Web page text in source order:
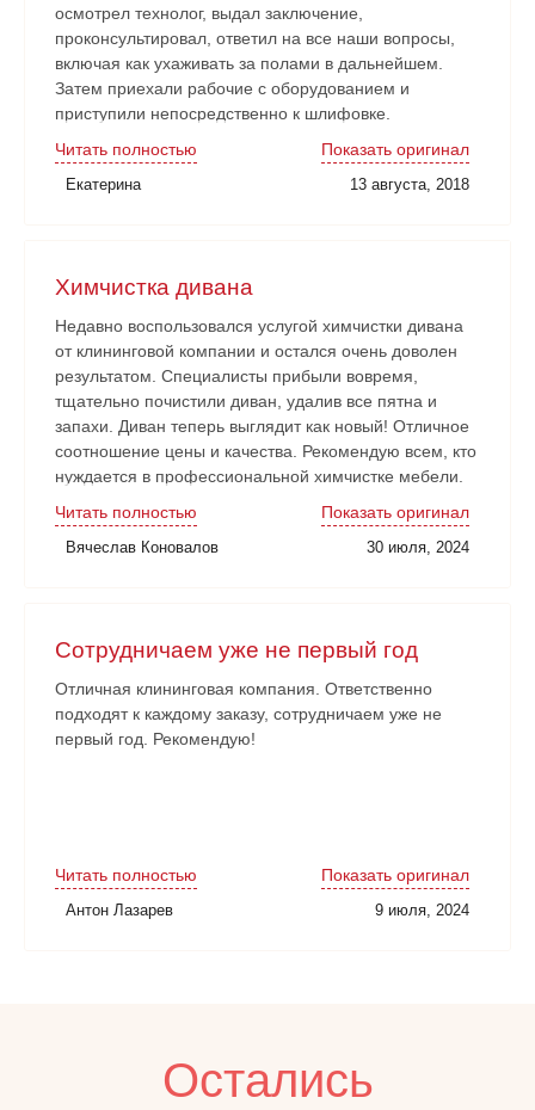
осмотрел технолог, выдал заключение,
проконсультировал, ответил на все наши вопросы,
включая как ухаживать за полами в дальнейшем.
Затем приехали рабочие с оборудованием и
приступили непосредственно к шлифовке.
Нареканий никаких нет. Рабочие аккуратные, все
наши замечания и пожелания учитывали. Работа
сдана в срок. Очень довольны!
Читать полностью Показать оригинал
Екатерина 13 августа, 2018
Химчистка дивана
Недавно воспользовался услугой химчистки дивана
от клининговой компании и остался очень доволен
результатом. Специалисты прибыли вовремя,
тщательно почистили диван, удалив все пятна и
запахи. Диван теперь выглядит как новый! Отличное
соотношение цены и качества. Рекомендую всем, кто
нуждается в профессиональной химчистке мебели.
Читать полностью
Показать оригинал
Вячеслав Коновалов 30 июля, 2024
Сотрудничаем уже не первый год
Отличная клининговая компания. Ответственно
подходят к каждому заказу, сотрудничаем уже не
первый год. Рекомендую!
Читать полностью Показать оригинал
Антон Лазарев 9 июля, 2024
Остались